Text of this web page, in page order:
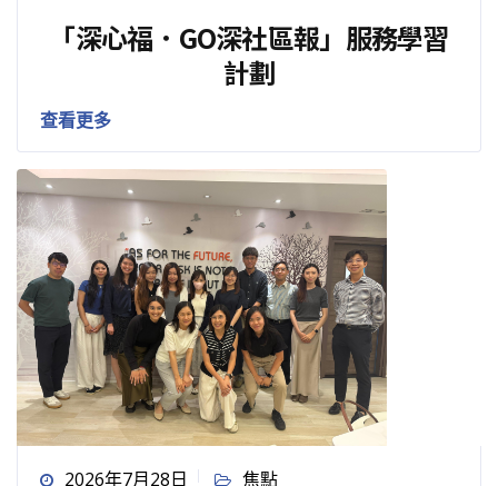
「深心福．GO深社區報」服務學習
計劃
查看更多
2026年7月28日 焦點